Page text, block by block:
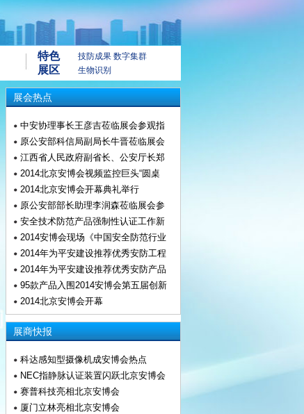
特色
展区
技防成果 数字集群
生物识别
展会热点
中安协理事长王彦吉莅临展会参观指
原公安部科信局副局长牛晋莅临展会
江西省人民政府副省长、公安厅长郑
2014北京安博会视频监控巨头“圆桌
2014北京安博会开幕典礼举行
原公安部部长助理李润森莅临展会参
安全技术防范产品强制性认证工作新
2014安博会现场《中国安全防范行业
2014年为平安建设推荐优秀安防工程
2014年为平安建设推荐优秀安防产品
95款产品入围2014安博会第五届创新
2014北京安博会开幕
展商快报
科达感知型摄像机成安博会热点
NEC指静脉认证装置闪跃北京安博会
赛普科技亮相北京安博会
厦门立林亮相北京安博会